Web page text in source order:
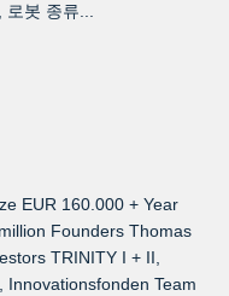
봇 종류...
EUR 160.000 + Year
Founders Thomas
TRINITY I + II,
Team